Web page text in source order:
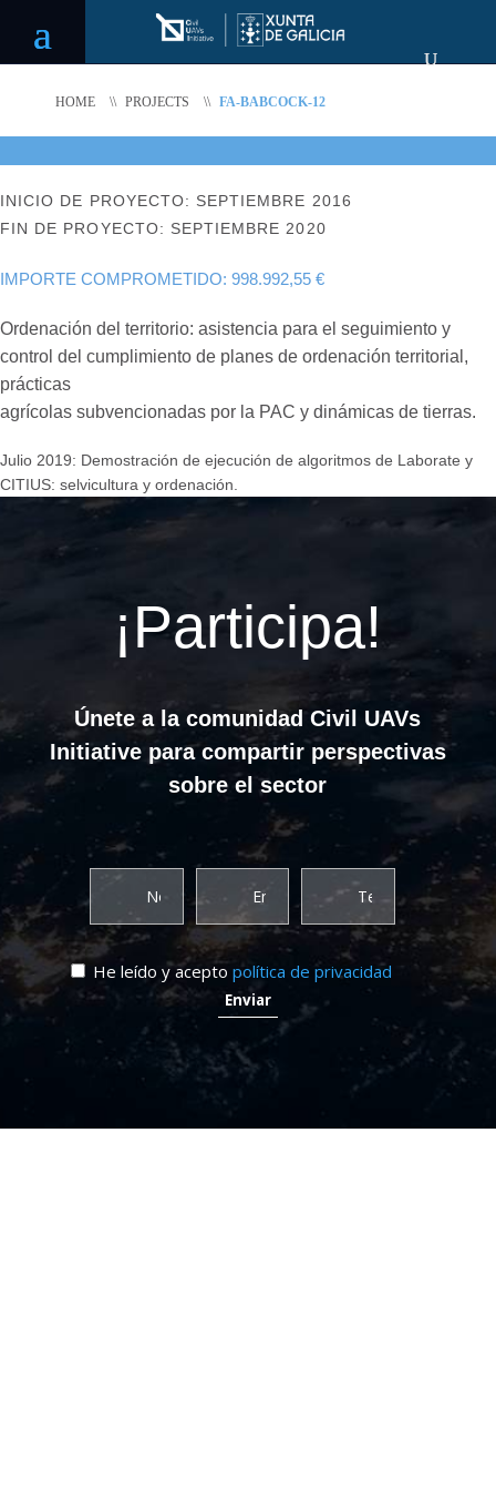
HOME \\ PROJECTS \\ FA-BABCOCK-12
INICIO DE PROYECTO: SEPTIEMBRE 2016
FIN DE PROYECTO: SEPTIEMBRE 2020
IMPORTE COMPROMETIDO: 998.992,55 €
Ordenación del territorio: asistencia para el seguimiento y
control del cumplimiento de planes de ordenación territorial,
prácticas
agrícolas subvencionadas por la PAC y dinámicas de tierras.
Julio 2019: Demostración de ejecución de algoritmos de Laborate y
CITIUS: selvicultura y ordenación.
¡Participa!
Únete a la comunidad Civil UAVs
Initiative para compartir perspectivas
sobre el sector
He leído y acepto política de privacidad